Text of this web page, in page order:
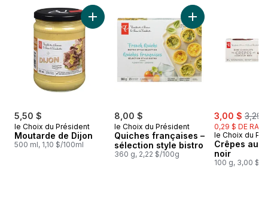
sauter Inspirés de la France
5,50 $
le Choix du Président
Moutarde de Dijon
500 ml, 1,10 $/100ml
Ajouter Moutarde de Dijon au panier
8,00 $
le Choix du Président
Quiches françaises –
sélection style bistro
360 g, 2,22 $/100g
Ajouter Quiches
sale:
3,00 $ ,
3,29
0,29 $ DE
le Choix du
Crêpes au
noir
100 g, 3,00 $/